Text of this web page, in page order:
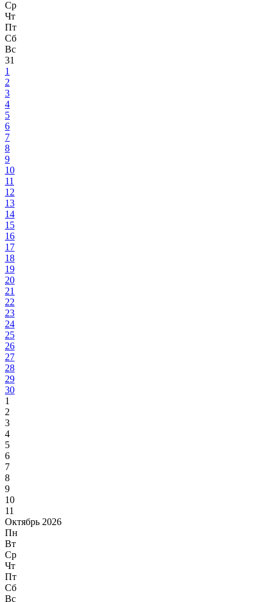
Ср
Чт
Пт
Сб
Вс
31
1
2
3
4
5
6
7
8
9
10
11
12
13
14
15
16
17
18
19
20
21
22
23
24
25
26
27
28
29
30
1
2
3
4
5
6
7
8
9
10
11
Октябрь 2026
Пн
Вт
Ср
Чт
Пт
Сб
Вс